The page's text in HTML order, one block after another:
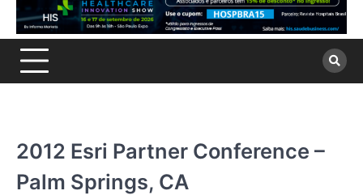
2012 Esri Partner Conference –
Palm Springs, CA